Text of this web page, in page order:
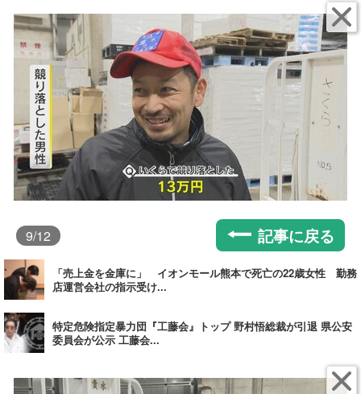
9/12 記事に戻る
「売上金を金庫に」 イオンモール熊本で死亡の22歳女性 勤務
店運営会社の指示受け...
特定危険指定暴力団『工藤会』トップ 野村悟総裁が引退 県公安
委員会が公示 工藤会...